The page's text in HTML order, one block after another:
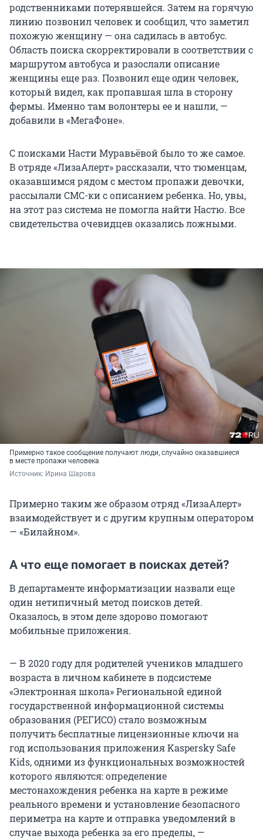
родственниками потерявшейся. Затем на горячую
линию позвонил человек и сообщил, что заметил
похожую женщину — она садилась в автобус.
Область поиска скорректировали в соответствии с
маршрутом автобуса и разослали описание
женщины еще раз. Позвонил еще один человек,
который видел, как пропавшая шла в сторону
фермы. Именно там волонтеры ее и нашли, —
добавили в «МегаФоне».
С поисками Насти Муравьёвой было то же самое.
В отряде «ЛизаАлерт» рассказали, что тюменцам,
оказавшимся рядом с местом пропажи девочки,
рассылали СМС-ки с описанием ребенка. Но, увы,
на этот раз система не помогла найти Настю. Все
свидетельства очевидцев оказались ложными.
Примерно такое сообщение получают люди, случайно оказавшиеся
в месте пропажи человека
Источник: Ирина Шарова
Примерно таким же образом отряд «ЛизаАлерт»
взаимодействует и с другим крупным оператором
— «Билайном».
А что еще помогает в поисках детей?
В департаменте информатизации назвали еще
один нетипичный метод поисков детей.
Оказалось, в этом деле здорово помогают
мобильные приложения.
— В 2020 году для родителей учеников младшего
возраста в личном кабинете в подсистеме
«Электронная школа» Региональной единой
государственной информационной системы
образования (РЕГИСО) стало возможным
получить бесплатные лицензионные ключи на
год использования приложения Kaspersky Safe
Kids, одними из функциональных возможностей
которого являются: определение
местонахождения ребенка на карте в режиме
реального времени и установление безопасного
периметра на карте и отправка уведомлений в
случае выхода ребенка за его пределы, —